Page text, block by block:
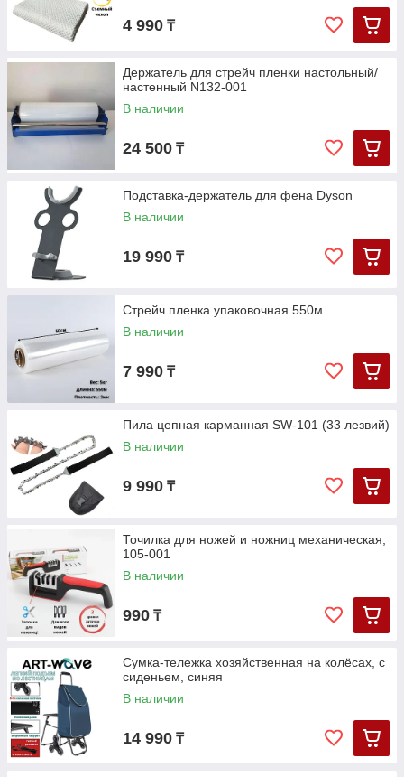
4 990 ₸
Держатель для стрейч пленки настольный/
настенный N132-001
В наличии
24 500 ₸
Подставка-держатель для фена Dyson
В наличии
19 990 ₸
Стрейч пленка упаковочная 550м.
В наличии
7 990 ₸
Пила цепная карманная SW-101 (33 лезвий)
В наличии
9 990 ₸
Точилка для ножей и ножниц механическая,
105-001
В наличии
990 ₸
Сумка-тележка хозяйственная на колёсах, с
сиденьем, синяя
В наличии
14 990 ₸